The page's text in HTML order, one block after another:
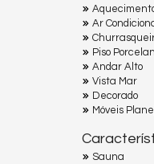
Ar
Piso
Andar Alto
Vista Mar
Decorado
Móveis
Sauna